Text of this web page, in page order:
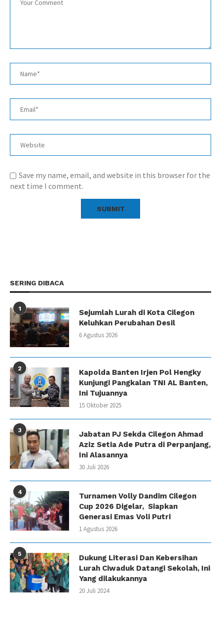
Save my name, email, and website in this browser for the
next time I comment.
SERING DIBACA
1
Sejumlah Lurah di Kota Cilegon
Keluhkan Perubahan Desil
6 Agustus 2026
2
Kapolda Banten Irjen Pol Hengky
Kunjungi Pangkalan TNI AL Banten,
Ini Tujuannya
15 Oktober 2025
3
Jabatan PJ Sekda Cilegon Ahmad
Aziz Setia Ade Putra di Perpanjang,
Ini Alasannya
30 Juli 2026
4
Turnamen Volly Dandim Cilegon
Cup 2026 Digelar, Siapkan
Generasi Emas Voli Putri
1 Agustus 2026
5
Dukung Literasi Dan Kebersihan
Lurah Ciwaduk Datangi Sekolah, Ini
Yang dilakukannya
20 Juli 2024